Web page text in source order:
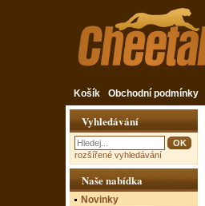
Košík Obchodní podmínky
Vyhledávání
rozšířené vyhledávání
Naše nabídka
Novinky